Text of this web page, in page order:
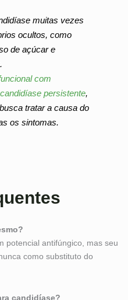
muitas vezes
ocultos, como
de açúcar e
com
persistente,
tratar a causa do
os sintomas.
potencial antifúngico, mas seu
como substituto do
candidíase?